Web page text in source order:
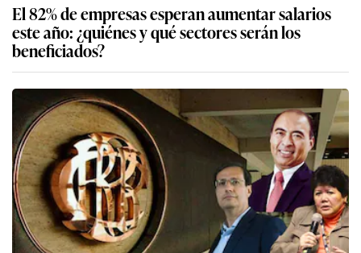
El 82% de empresas esperan aumentar salarios
este año: ¿quiénes y qué sectores serán los
beneficiados?